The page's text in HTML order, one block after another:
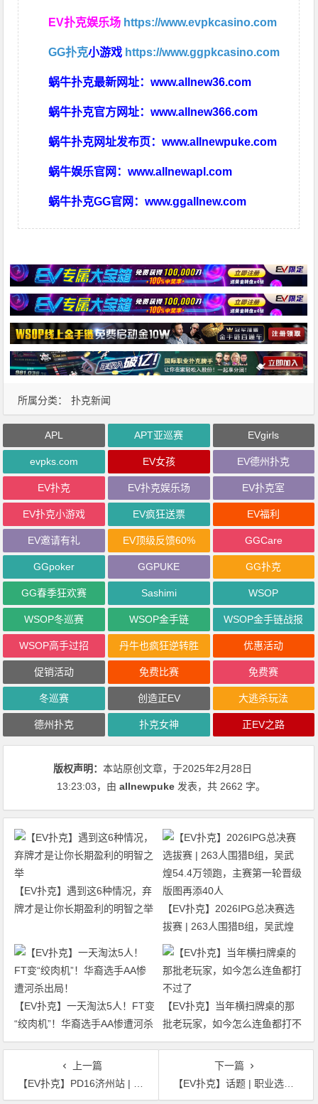
EV扑克娱乐场 https://www.evpkcasino.com
GG扑克小游戏 https://www.ggpkcasino.com
蜗牛扑克最新网址：www.allnew36.com
蜗牛扑克官方网址：www.allnew366.com
蜗牛扑克网址发布页：www.allnewpuke.com
蜗牛娱乐官网：www.allnewapl.com
蜗牛扑克GG官网：www.ggallnew.com
所属分类： 扑克新闻
APL APT亚巡赛 EVgirls
evpks.com EV女孩 EV德州扑克
EV扑克 EV扑克娱乐场 EV扑克室
EV扑克小游戏 EV疯狂送票 EV福利
EV邀请有礼 EV顶级反馈60% GGCare
GGpoker GGPUKE GG扑克
GG春季狂欢赛 Sashimi WSOP
WSOP冬巡赛 WSOP金手链 WSOP金手链战报
WSOP高手过招 丹牛也疯狂逆转胜 优惠活动
促销活动 免费比赛 免费赛
冬巡赛 创造正EV 大逃杀玩法
德州扑克 扑克女神 正EV之路
版权声明：本站原创文章，于2025年2月28日
13:23:03，由allnewpuke 发表，共 2662 字。
【EV扑克】遇到这6种情况，弃
牌才是让你长期盈利的明智之举
【EV扑克】2026IPG总决赛选
拔赛 | 263人围猎B组，吴武煌
54.4万领跑，主赛第一轮晋级版
【EV扑克】一天淘汰5人！FT变
“绞肉机”！华裔选手AA惨遭河杀
出局！
【EV扑克】当年横扫牌桌的那
批老玩家，如今怎么连鱼都打不
过了
上一篇
【EV扑克】PD16济州站 | 完美落幕！Christopher Park夺得$20,000超级明星挑战赛冠军，丁彪季军
下一篇
【EV扑克】话题 | 职业选手Ebony Kenney在新的作弊指控后发表声明